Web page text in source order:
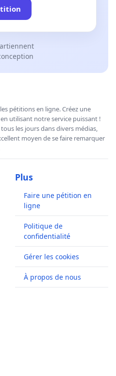
pétitions en ligne. Créez une
utilisant notre service puissant !
les jours dans divers médias,
moyen de se faire remarquer
Plus
Faire une pétition en
ligne
Politique de
confidentialité
Gérer les cookies
À propos de nous